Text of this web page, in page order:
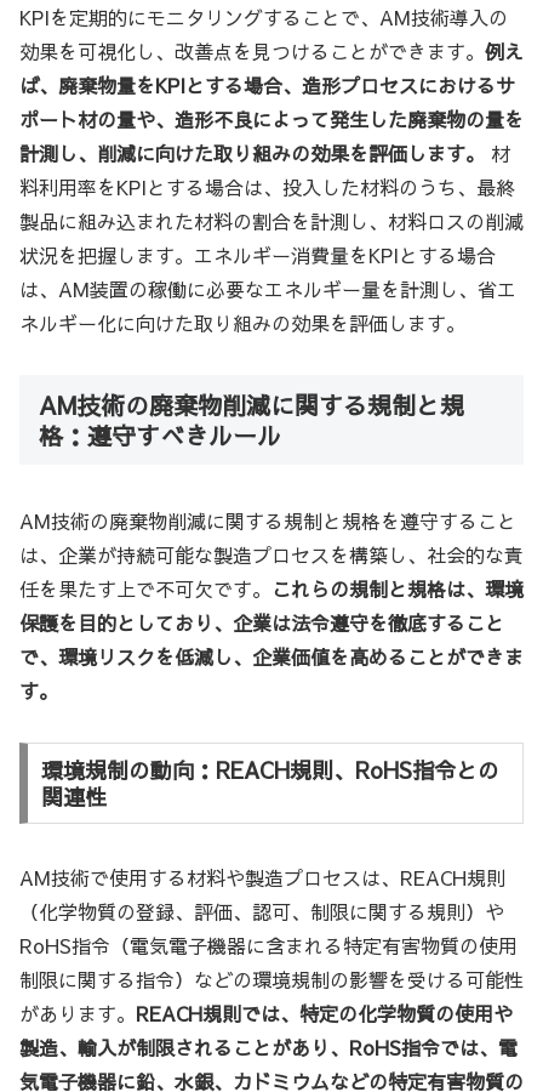
KPIを定期的にモニタリングすることで、AM技術導入の
効果を可視化し、改善点を見つけることができます。 例え
ば、廃棄物量をKPIとする場合、造形プロセスにおけるサ
ポート材の量や、造形不良によって発生した廃棄物の量を
計測し、削減に向けた取り組みの効果を評価します。
材
料利用率をKPIとする場合は、投入した材料のうち、最終
製品に組み込まれた材料の割合を計測し、材料ロスの削減
状況を把握します。エネルギー消費量をKPIとする場合
は、AM装置の稼働に必要なエネルギー量を計測し、省エ
ネルギー化に向けた取り組みの効果を評価します。
AM技術の廃棄物削減に関する規制と規
格：遵守すべきルール
AM技術の廃棄物削減に関する規制と規格を遵守すること
は、企業が持続可能な製造プロセスを構築し、社会的な責
任を果たす上で不可欠です。 これらの規制と規格は、環境
保護を目的としており、企業は法令遵守を徹底すること
で、環境リスクを低減し、企業価値を高めることができま
す。
環境規制の動向：REACH規則、RoHS指令との
関連性
AM技術で使用する材料や製造プロセスは、REACH規則
（化学物質の登録、評価、認可、制限に関する規則）や
RoHS指令（電気電子機器に含まれる特定有害物質の使用
制限に関する指令）などの環境規制の影響を受ける可能性
があります。 REACH規則では、特定の化学物質の使用や
製造、輸入が制限されることがあり、RoHS指令では、電
気電子機器に鉛、水銀、カドミウムなどの特定有害物質の